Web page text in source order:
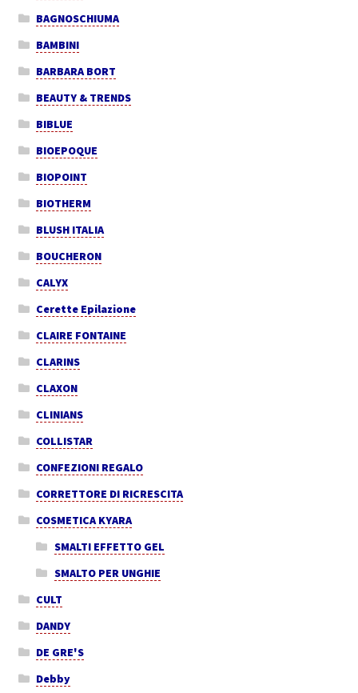
BAGNOSCHIUMA
BAMBINI
BARBARA BORT
BEAUTY & TRENDS
BIBLUE
BIOEPOQUE
BIOPOINT
BIOTHERM
BLUSH ITALIA
BOUCHERON
CALYX
Cerette Epilazione
CLAIRE FONTAINE
CLARINS
CLAXON
CLINIANS
COLLISTAR
CONFEZIONI REGALO
CORRETTORE DI RICRESCITA
COSMETICA KYARA
SMALTI EFFETTO GEL
SMALTO PER UNGHIE
CULT
DANDY
DE GRE'S
Debby